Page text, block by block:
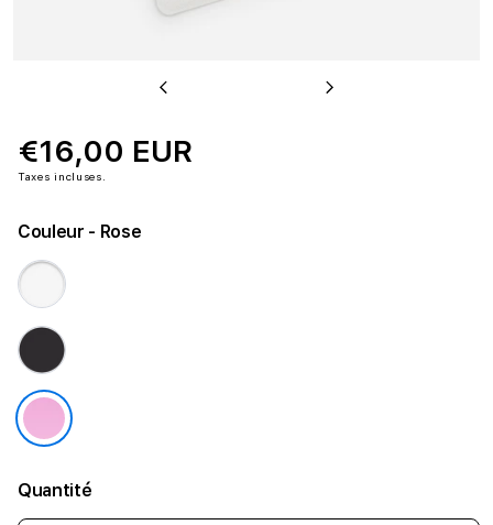
Previous Next
€16,00 EUR
Taxes incluses.
Couleur - Rose
Quantité